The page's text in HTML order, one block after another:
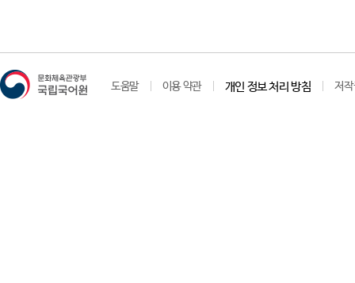
도움말 이용 약관 개인 정보 처리 방침 저